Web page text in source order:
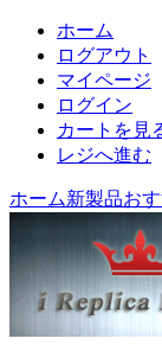
ホーム
ログアウト
マイページ
ログイン
カートを見
レジへ進む
ホーム新製品お